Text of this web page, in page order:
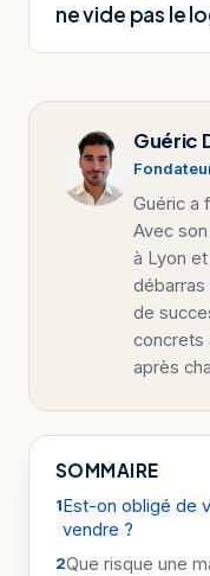
ne vide pas le
Guéric
Guéric a
Avec
à Lyon
de
concrets
après
SOMMAIRE
Est-on obligé de
vendre ?
Que risque une